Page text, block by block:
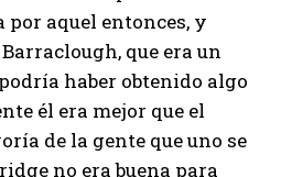
aquel entonces, y
que era un
haber obtenido algo
él era mejor que el
de la gente que uno se
no era buena para